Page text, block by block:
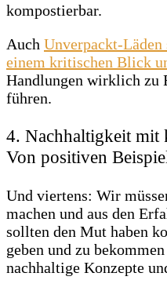
kompostierbar.
Auch Unverpackt-
einem kritischen Blick
Handlungen wirklich zu
führen.
4. Nachhaltigkeit mit
Von positiven
Und viertens: Wir
machen und aus den
sollten den Mut haben
geben und zu
nachhaltige Konzepte